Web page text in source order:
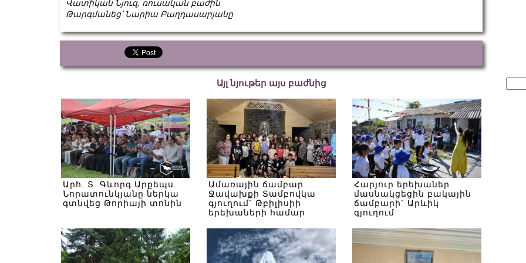
Վատիկան Նյուզ, ռուսական բաժին
Թարգմանեց՝ Նարիա Բաղդասարյանը
Այլ նյութեր այս բաժնից
Արհ. Տ. Գևորգ Արքեպս.
Նորատունկյանը ներկա
գտնվեց Թորիայի տոնին
Ամառային ճամբար
Ջավախքի Տամբովկա
գյուղում` Թբիլիսիի
երեխաների համար
Հարյուր երեխաներ
մասնակցեցին բակային
ճամբարի` Արևիկ
գյուղում
for: